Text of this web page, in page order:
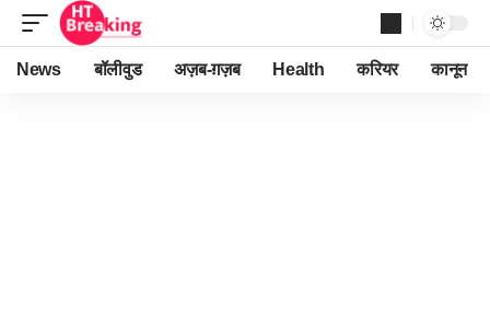
News बॉलीवुड अज़ब-ग़ज़ब Health करियर कानून